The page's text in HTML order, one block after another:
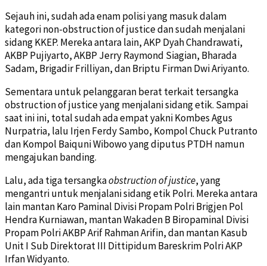
Sejauh ini, sudah ada enam polisi yang masuk dalam
kategori non-obstruction of justice dan sudah menjalani
sidang KKEP. Mereka antara lain, AKP Dyah Chandrawati,
AKBP Pujiyarto, AKBP Jerry Raymond Siagian, Bharada
Sadam, Brigadir Frilliyan, dan Briptu Firman Dwi Ariyanto.
Sementara untuk pelanggaran berat terkait tersangka
obstruction of justice yang menjalani sidang etik. Sampai
saat ini ini, total sudah ada empat yakni Kombes Agus
Nurpatria, lalu Irjen Ferdy Sambo, Kompol Chuck Putranto
dan Kompol Baiquni Wibowo yang diputus PTDH namun
mengajukan banding.
Lalu, ada tiga tersangkaobstruction of justice, yang
mengantri untuk menjalani sidang etik Polri. Mereka antara
lain mantan Karo Paminal Divisi Propam Polri Brigjen Pol
Hendra Kurniawan, mantan Wakaden B Biropaminal Divisi
Propam Polri AKBP Arif Rahman Arifin, dan mantan Kasub
Unit I Sub Direktorat III Dittipidum Bareskrim Polri AKP
Irfan Widyanto.